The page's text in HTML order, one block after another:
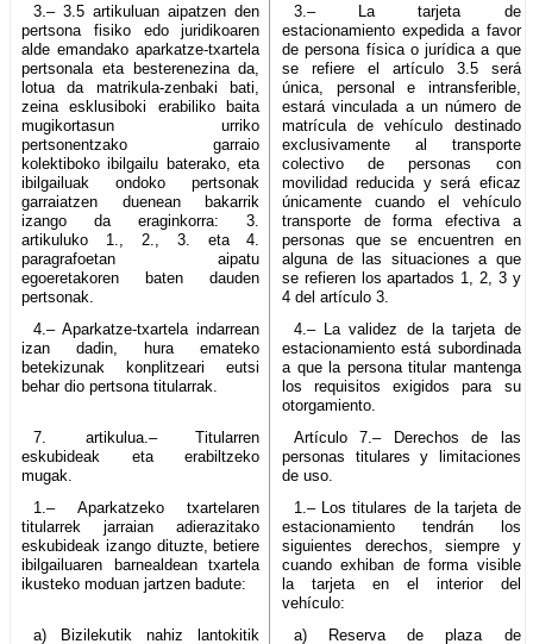
3.– 3.5 artikuluan aipatzen den
pertsona fisiko edo juridikoaren
alde emandako aparkatze-txartela
pertsonala eta besterenezina da,
lotua da matrikula-zenbaki bati,
zeina esklusiboki erabiliko baita
mugikortasun urriko
pertsonentzako garraio
kolektiboko ibilgailu baterako, eta
ibilgailuak ondoko pertsonak
garraiatzen duenean bakarrik
izango da eraginkorra: 3.
artikuluko 1., 2., 3. eta 4.
paragrafoetan aipatu
egoeretakoren baten dauden
pertsonak.
3.– La tarjeta de
estacionamiento expedida a favor
de persona física o jurídica a que
se refiere el artículo 3.5 será
única, personal e intransferible,
estará vinculada a un número de
matrícula de vehículo destinado
exclusivamente al transporte
colectivo de personas con
movilidad reducida y será eficaz
únicamente cuando el vehículo
transporte de forma efectiva a
personas que se encuentren en
alguna de las situaciones a que
se refieren los apartados 1, 2, 3 y
4 del artículo 3.
4.– Aparkatze-txartela indarrean
izan dadin, hura emateko
betekizunak konplitzeari eutsi
behar dio pertsona titularrak.
4.– La validez de la tarjeta de
estacionamiento está subordinada
a que la persona titular mantenga
los requisitos exigidos para su
otorgamiento.
7. artikulua.– Titularren
eskubideak eta erabiltzeko
mugak.
Artículo 7.– Derechos de las
personas titulares y limitaciones
de uso.
1.– Aparkatzeko txartelaren
titularrek jarraian adierazitako
eskubideak izango dituzte, betiere
ibilgailuaren barnealdean txartela
ikusteko moduan jartzen badute:
1.– Los titulares de la tarjeta de
estacionamiento tendrán los
siguientes derechos, siempre y
cuando exhiban de forma visible
la tarjeta en el interior del
vehículo:
a) Bizilekutik nahiz lantokitik
a) Reserva de plaza de